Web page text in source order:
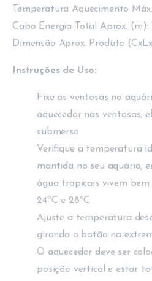
Temperatura Aquecimento
Cabo Energia Total Aprox. (m):
Dimensão Aprox. Produto
Instruções de Uso:
Fixe as ventosas no
aquecedor nas ventosas,
submerso
Verifique a temperatura
mantida no seu aquário,
água tropicais vivem
24ºC e 28ºC
Ajuste a temperatura
girando o botão na
O aquecedor deve ser
posição vertical e estar